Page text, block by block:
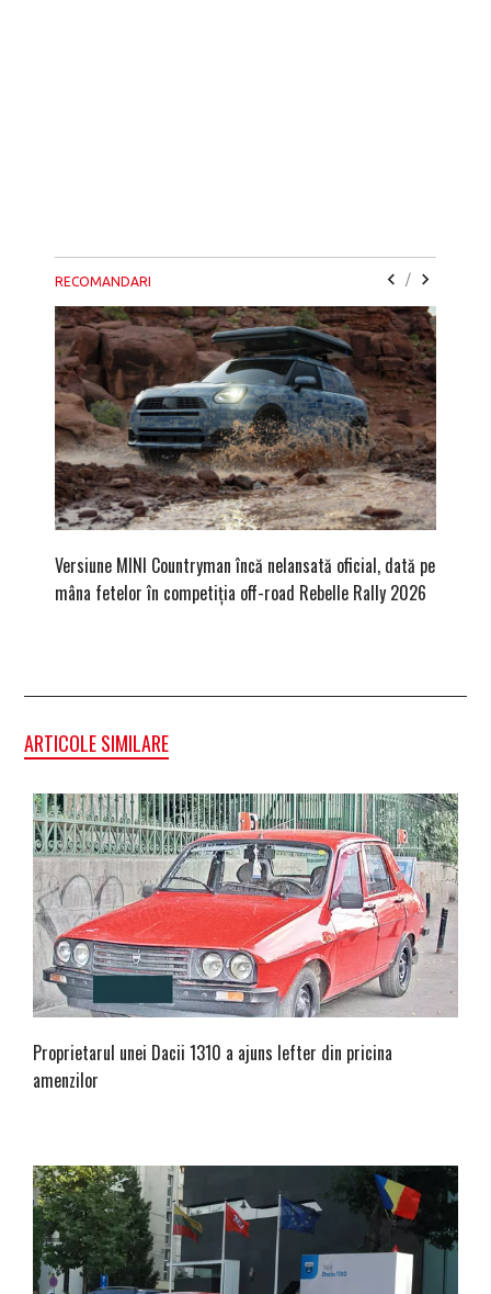
RECOMANDARI /
Versiune MINI Countryman încă nelansată oficial, dată pe
mâna fetelor în competiția off-road Rebelle Rally 2026
ARTICOLE SIMILARE
Proprietarul unei Dacii 1310 a ajuns lefter din pricina
amenzilor